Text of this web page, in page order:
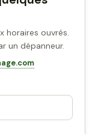
horaires ouvrés.
un dépanneur.